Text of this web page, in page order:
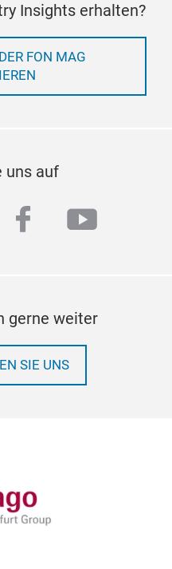
Insights erhalten?
FON MAG
uns auf
facebook
gerne weiter
SIE UNS